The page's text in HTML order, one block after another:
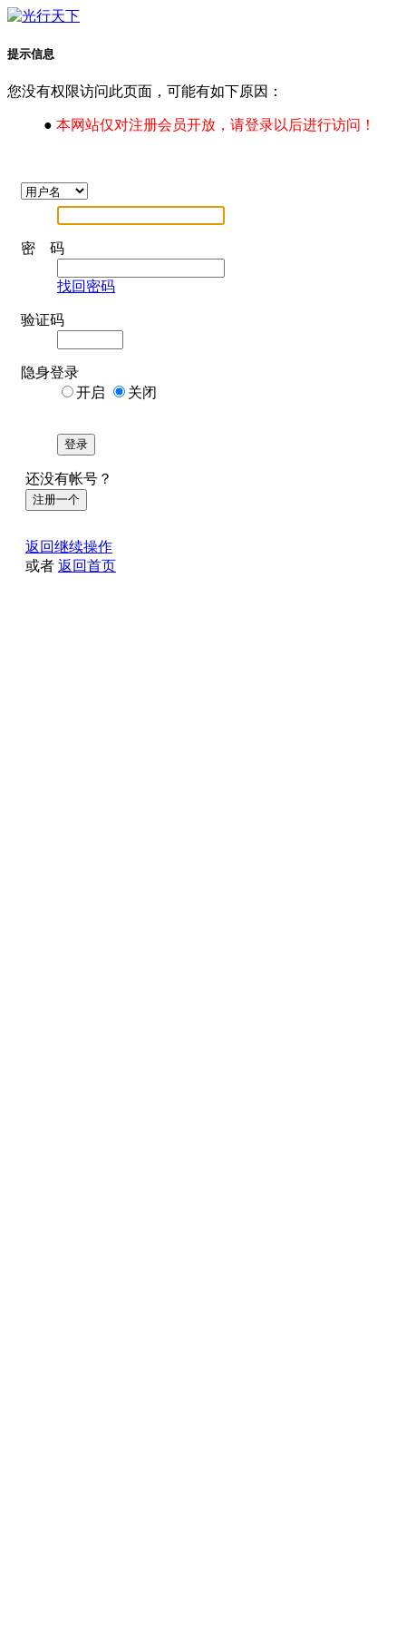
提示信息
您没有权限访问此页面，可能有如下原因：
● 本网站仅对注册会员开放，请登录以后进行访问！
密 码
找回密码
验证码
隐身登录
开启
关闭
登录
还没有帐号？
注册一个
返回继续操作
或者 返回首页